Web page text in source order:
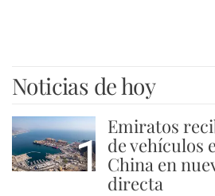
Noticias de hoy
1
Emiratos
de vehículos
China en
directa